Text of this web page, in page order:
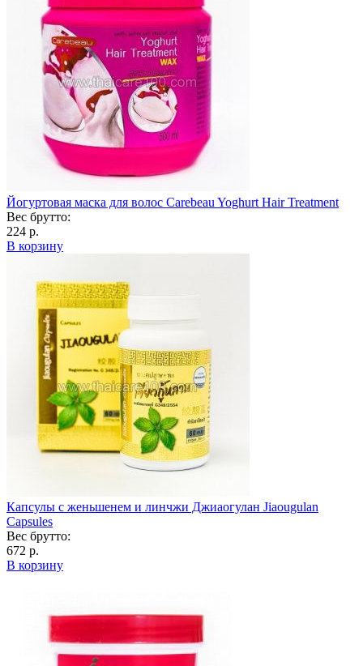
Йогуртовая маска для волос Carebeau Yoghurt Hair Treatment
Вес брутто:
224 р.
В корзину
Капсулы с женьшенем и линчжи Джиаогулан Jiaougulan
Capsules
Вес брутто:
672 р.
В корзину